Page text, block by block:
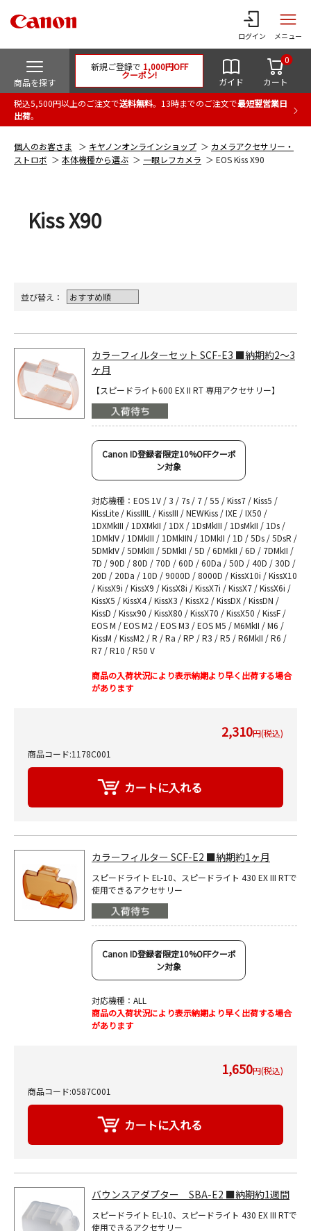
ログイン メニュー
商品を探す
新規ご登録で 1,000円OFF
クーポン!
ガイド カート
0
税込5,500円以上のご注文で送料無料。13時までのご注文で最短翌営業日
出荷。
個人のお客さま キヤノンオンラインショップ
カメラアクセサリー・
ストロボ
本体機種から選ぶ 一眼レフカメラ EOS Kiss X90
Kiss X90
並び替え：
カラーフィルターセット SCF-E3 ■納期約2～3
ヶ月
【スピードライト600 EX II RT 専用アクセサリー】
Canon ID登録者限定10%OFFクーポ
ン対象
対応機種：EOS 1V / 3 / 7s / 7 / 55 / Kiss7 / Kiss5 /
KissLite / KissIIIL / KissIII / NEWKiss / IXE / IX50 /
1DXMkIII / 1DXMkII / 1DX / 1DsMkIII / 1DsMkII / 1Ds /
1DMkIV / 1DMkIII / 1DMkIIN / 1DMkII / 1D / 5Ds / 5DsR /
5DMkIV / 5DMkIII / 5DMkII / 5D / 6DMkII / 6D / 7DMkII /
7D / 90D / 80D / 70D / 60D / 60Da / 50D / 40D / 30D /
20D / 20Da / 10D / 9000D / 8000D / KissX10i / KissX10
/ KissX9i / KissX9 / KissX8i / KissX7i / KissX7 / KissX6i /
KissX5 / KissX4 / KissX3 / KissX2 / KissDX / KissDN /
KissD / Kissx90 / KissX80 / KissX70 / KissX50 / KissF /
EOS M / EOS M2 / EOS M3 / EOS M5 / M6MkII / M6 /
KissM / KissM2 / R / Ra / RP / R3 / R5 / R6MkII / R6 /
R7 / R10 / R50 V
商品の入荷状況により表示納期より早く出荷する場合
があります
2,310円(税込)
商品コード:1178C001
カラーフィルター SCF-E2 ■納期約1ヶ月
スピードライト EL-10、スピードライト 430 EX III RTで
使用できるアクセサリー
Canon ID登録者限定10%OFFクーポ
ン対象
対応機種：ALL
商品の入荷状況により表示納期より早く出荷する場合
があります
1,650円(税込)
商品コード:0587C001
バウンスアダプター SBA-E2 ■納期約1週間
スピードライト EL-10、スピードライト 430 EX III RTで
使用できるアクセサリー